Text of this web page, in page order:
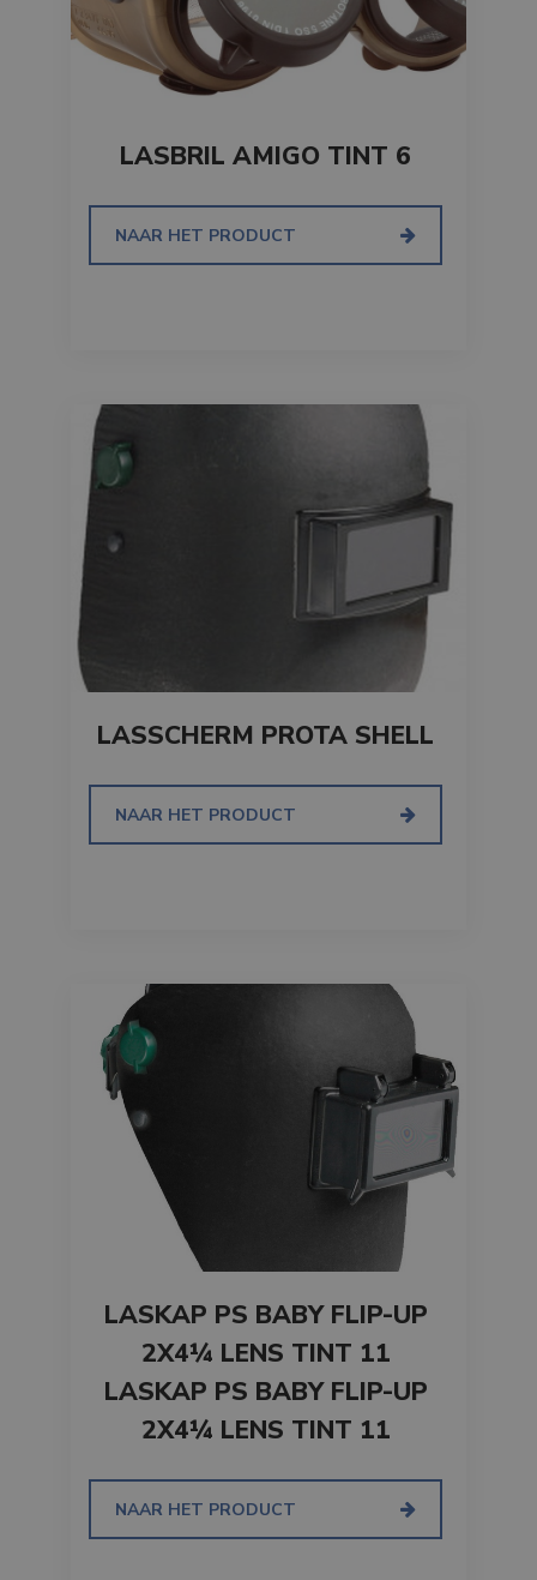
LASBRIL AMIGO TINT 6
NAAR HET PRODUCT
LASSCHERM PROTA SHELL
NAAR HET PRODUCT
LASKAP PS BABY FLIP-UP
2X4¼ LENS TINT 11
LASKAP PS BABY FLIP-UP
2X4¼ LENS TINT 11
NAAR HET PRODUCT